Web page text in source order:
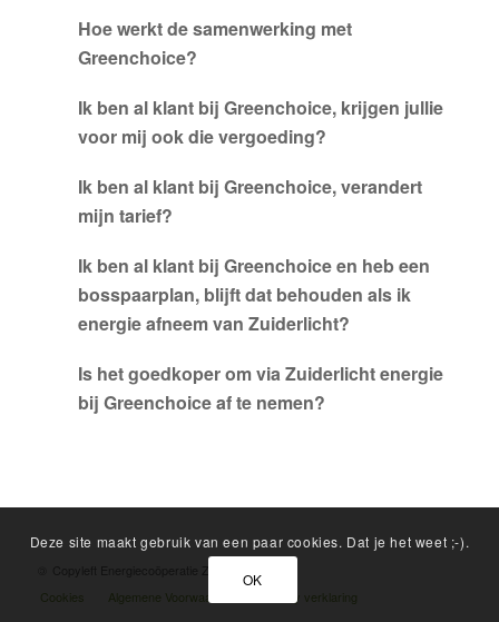
Hoe werkt de samenwerking met
Greenchoice?
Ik ben al klant bij Greenchoice, krijgen jullie
voor mij ook die vergoeding?
Ik ben al klant bij Greenchoice, verandert
mijn tarief?
Ik ben al klant bij Greenchoice en heb een
bosspaarplan, blijft dat behouden als ik
energie afneem van Zuiderlicht?
Is het goedkoper om via Zuiderlicht energie
bij Greenchoice af te nemen?
Cookies
Algemene Voorwaarden Privacy verklaring
Deze site maakt gebruik van een paar cookies. Dat je het weet ;-).
OK